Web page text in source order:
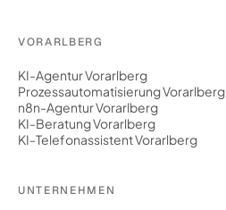
VORARLBERG
KI-Agentur Vorarlberg
Prozessautomatisierung Vorarlberg
n8n-Agentur Vorarlberg
KI-Beratung Vorarlberg
KI-Telefonassistent Vorarlberg
UNTERNEHMEN